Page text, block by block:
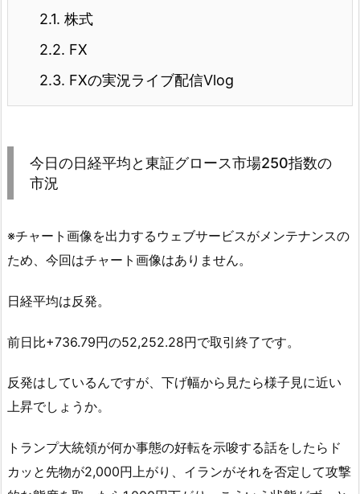
2.1. 株式
2.2. FX
2.3. FXの実況ライブ配信Vlog
今日の日経平均と東証グロース市場250指数の
市況
※チャート画像を出力するウェブサービスがメンテナンスの
ため、今回はチャート画像はありません。
日経平均は反発。
前日比+736.79円の52,252.28円で取引終了です。
反発はしているんですが、下げ幅から見たら様子見に近い
上昇でしょうか。
トランプ大統領が何か事態の好転を示唆する話をしたらド
カッと先物が2,000円上がり、イランがそれを否定して攻撃